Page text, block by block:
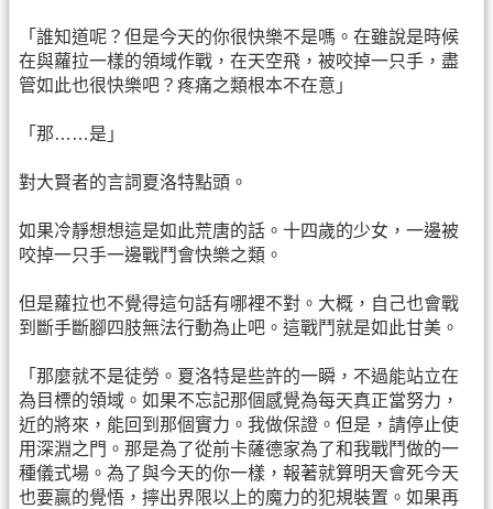
「誰知道呢？但是今天的你很快樂不是嗎。在雖說是時候
在與蘿拉一樣的領域作戰，在天空飛，被咬掉一只手，盡
管如此也很快樂吧？疼痛之類根本不在意」
「那……是」
對大賢者的言詞夏洛特點頭。
如果冷靜想想這是如此荒唐的話。十四歲的少女，一邊被
咬掉一只手一邊戰鬥會快樂之類。
但是蘿拉也不覺得這句話有哪裡不對。大概，自己也會戰
到斷手斷腳四肢無法行動為止吧。這戰鬥就是如此甘美。
「那麼就不是徒勞。夏洛特是些許的一瞬，不過能站立在
為目標的領域。如果不忘記那個感覺為每天真正當努力，
近的將來，能回到那個實力。我做保證。但是，請停止使
用深淵之門。那是為了從前卡薩德家為了和我戰鬥做的一
種儀式場。為了與今天的你一樣，報著就算明天會死今天
也要贏的覺悟，擰出界限以上的魔力的犯規裝置。如果再